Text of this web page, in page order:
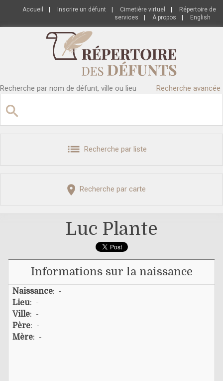
Accueil Inscrire un défunt Cimetière virtuel
Répertoire de
services
À propos English
Recherche par nom de défunt, ville ou lieu Recherche avancée
Recherche par liste
Recherche par carte
Luc Plante
Informations sur la naissance
Naissance: -
Lieu: -
Ville: -
Père: -
Mère: -